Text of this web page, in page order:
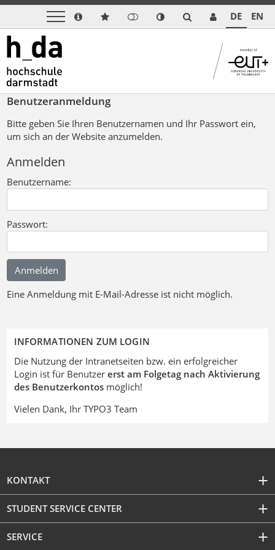
DE EN
Benutzeranmeldung
Bitte geben Sie Ihren Benutzernamen und Ihr Passwort ein,
um sich an der Website anzumelden.
Anmelden
Benutzername:
Passwort:
Eine Anmeldung mit E-Mail-Adresse ist nicht möglich.
INFORMATIONEN ZUM LOGIN
Die Nutzung der Intranetseiten bzw. ein erfolgreicher
Login ist für Benutzer erst am Folgetag nach Aktivierung
des Benutzerkontosmöglich!
Vielen Dank, Ihr TYPO3 Team
KONTAKT
STUDENT SERVICE CENTER
SERVICE